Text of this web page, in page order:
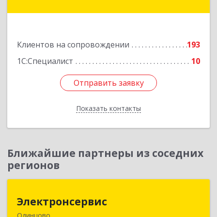
Клиентов на сопровождении
193
1С:Специалист
10
Отправить заявку
Показать контакты
Отправить заявку
Назад
Ближайшие партнеры из соседних
регионов
Электронсервис
Одинцово